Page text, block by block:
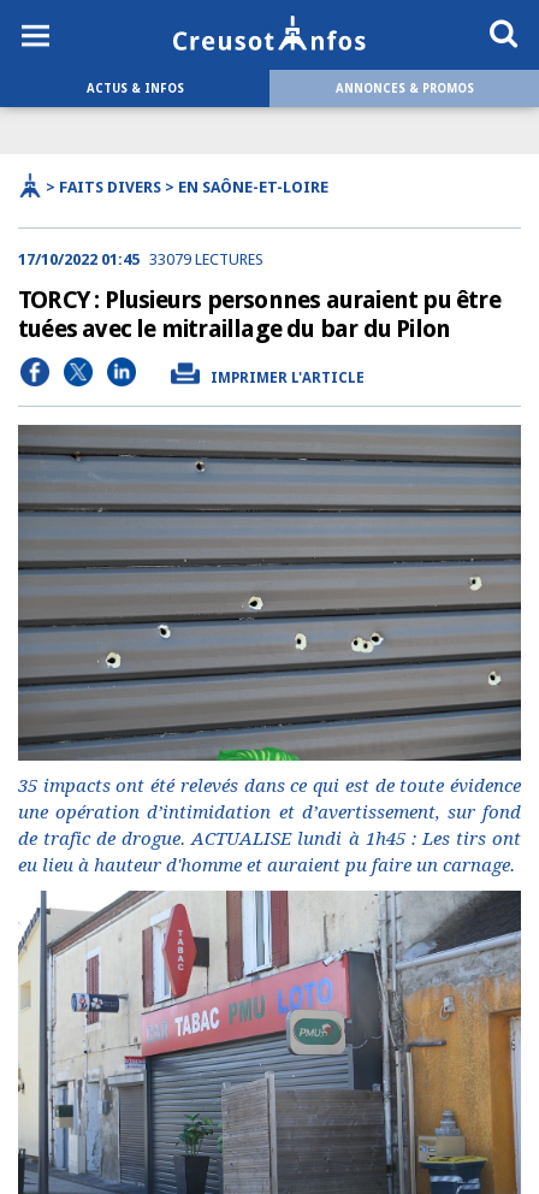
ACTUS & INFOS ANNONCES & PROMOS
> FAITS DIVERS > EN SAÔNE-ET-LOIRE
17/10/2022 01:45 33079 LECTURES
TORCY : Plusieurs personnes auraient pu être
tuées avec le mitraillage du bar du Pilon
IMPRIMER L'ARTICLE
35 impacts ont été relevés dans ce qui est de toute évidence
une opération d’intimidation et d’avertissement, sur fond
de trafic de drogue. ACTUALISE lundi à 1h45 : Les tirs ont
eu lieu à hauteur d'homme et auraient pu faire un carnage.